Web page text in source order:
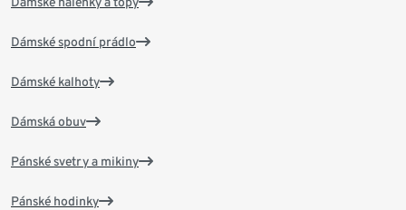
Dámské spodní prádlo
Dámské kalhoty
Dámská obuv
Pánské svetry a mikiny
Pánské hodinky